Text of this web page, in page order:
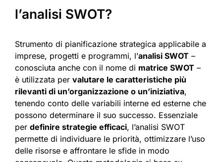
l’analisi SWOT?
Strumento di pianificazione strategica applicabile a
imprese, progetti e programmi, l’analisi SWOT –
conosciuta anche con il nome di matrice SWOT –
è utilizzata per valutare le caratteristiche più
rilevanti di un’organizzazione o un’iniziativa,
tenendo conto delle variabili interne ed esterne che
possono determinare il suo successo. Essenziale
per definire strategie efficaci, l’analisi SWOT
permette di individuare le priorità, ottimizzare l’uso
delle risorse e affrontare le sfide in modo